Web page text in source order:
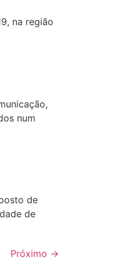
na região
num
de
de
Próximo →